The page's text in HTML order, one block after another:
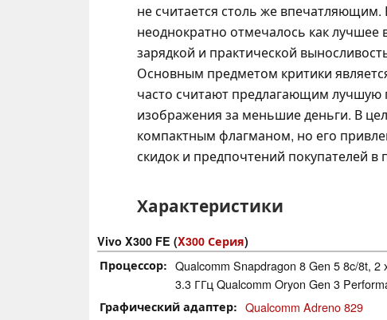
не считается столь же
неоднократно отмечалось как
зарядкой и практической
Основным предметом критики
часто считают предлагающим лучшую
изображения за меньшие деньги. В
компактным флагманом, но его
скидок и предпочтений покупателей
Характеристики
Vivo X300 FE (X300 Серия)
Процессор
Qualcomm Snapdragon 8 Gen 5 8c/8t,
3.3 ГГц Qualcomm Oryon Gen 3
Графический адаптер Qualcomm Adreno 829